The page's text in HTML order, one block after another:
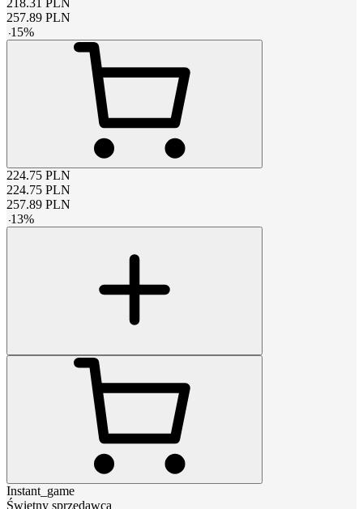
257.89 PLN
-15%
224.75 PLN
224.75 PLN
257.89 PLN
-13%
Instant_game
Świetny sprzedawca